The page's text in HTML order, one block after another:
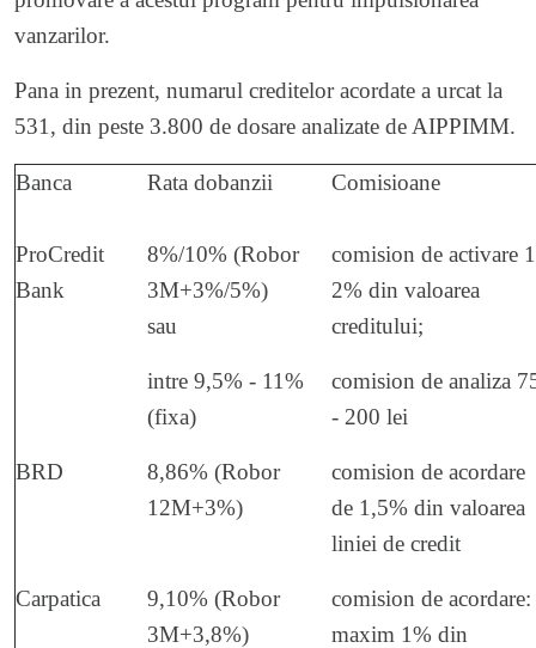
vanzarilor.
Pana in prezent, numarul creditelor acordate a urcat la
531, din peste 3.800 de dosare analizate de AIPPIMM.
Banca Rata dobanzii Comisioane
ProCredit
Bank
8%/10% (Robor
3M+3%/5%)
sau
intre 9,5% - 11%
(fixa)
comision de activare
2% din valoarea
creditului;
comision de analiza
- 200 lei
BRD
8,86% (Robor
12M+3%)
comision de acordare
de 1,5% din valoarea
liniei de credit
Carpatica
9,10% (Robor
3M+3,8%)
comision de acordare:
maxim 1% din